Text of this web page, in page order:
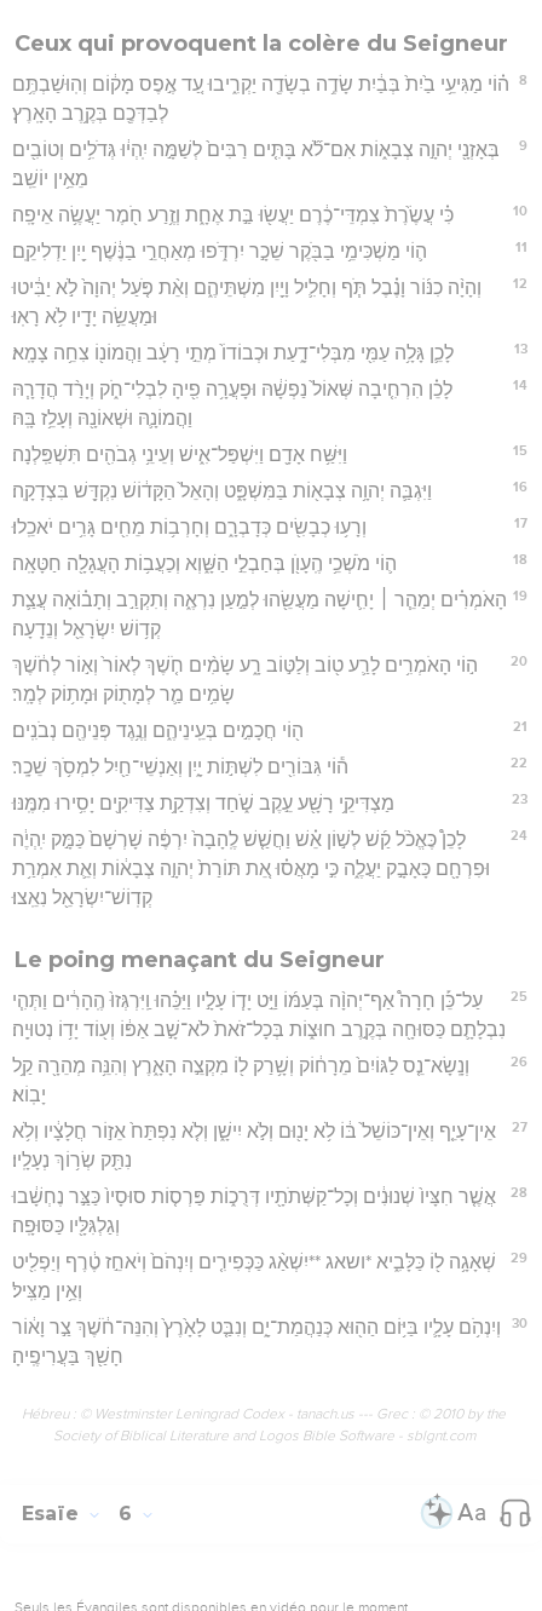
Ceux qui provoquent la colère du Seigneur
8
ה֗וֹי מַגִּיעֵ֥י בַ֙יִת֙ בְּבַ֔יִת שָׂדֶ֥ה בְשָׂדֶ֖ה יַקְרִ֑יבוּ עַ֚ד אֶ֣פֶס מָק֔וֹם וְהֽוּשַׁבְתֶּ֥ם
לְבַדְּכֶ֖ם בְּקֶ֥רֶב הָאָֽרֶץ׃
9
בְּאָזְנָ֖י יְהוָ֣ה צְבָא֑וֹת אִם־לֹ֞א בָּתִּ֤ים רַבִּים֙ לְשַׁמָּ֣ה יִֽהְי֔וּ גְּדֹלִ֥ים וְטוֹבִ֖ים
מֵאֵ֥ין יוֹשֵֽׁב׃
10 כִּ֗י עֲשֶׂ֙רֶת֙ צִמְדֵּי־כֶ֔רֶם יַעֲשׂ֖וּ בַּ֣ת אֶחָ֑ת וְזֶ֥רַע חֹ֖מֶר יַעֲשֶׂ֥ה אֵיפָֽה׃
11 ה֛וֹי מַשְׁכִּימֵ֥י בַבֹּ֖קֶר שֵׁכָ֣ר יִרְדֹּ֑פוּ מְאַחֲרֵ֣י בַנֶּ֔שֶׁף יַ֖יִן יַדְלִיקֵֽם׃
12
וְהָיָ֨ה כִנּ֜וֹר וָנֶ֗בֶל תֹּ֧ף וְחָלִ֛יל וָיַ֖יִן מִשְׁתֵּיהֶ֑ם וְאֵ֨ת פֹּ֤עַל יְהוָה֙ לֹ֣א יַבִּ֔יטוּ
וּמַעֲשֵׂ֥ה יָדָ֖יו לֹ֥א רָאֽוּ׃
13 לָכֵ֛ן גָּלָ֥ה עַמִּ֖י מִבְּלִי־דָ֑עַת וּכְבוֹדוֹ֙ מְתֵ֣י רָעָ֔ב וַהֲמוֹנ֖וֹ צִחֵ֥ה צָמָֽא׃
14
לָכֵ֗ן הִרְחִ֤יבָה שְּׁאוֹל֙ נַפְשָׁ֔הּ וּפָעֲרָ֥ה פִ֖יהָ לִבְלִי־חֹ֑ק וְיָרַ֨ד הֲדָרָ֧הּ
וַהֲמוֹנָ֛הּ וּשְׁאוֹנָ֖הּ וְעָלֵ֥ז בָּֽהּ׃
15 וַיִּשַּׁ֥ח אָדָ֖ם וַיִּשְׁפַּל־אִ֑ישׁ וְעֵינֵ֥י גְבֹהִ֖ים תִּשְׁפַּֽלְנָה׃
16 וַיִּגְבַּ֛ה יְהוָ֥ה צְבָא֖וֹת בַּמִּשְׁפָּ֑ט וְהָאֵל֙ הַקָּד֔וֹשׁ נִקְדָּ֖שׁ בִּצְדָקָֽה׃
17 וְרָע֥וּ כְבָשִׂ֖ים כְּדָבְרָ֑ם וְחָרְב֥וֹת מֵחִ֖ים גָּרִ֥ים יֹאכֵֽלוּ׃
18 ה֛וֹי מֹשְׁכֵ֥י הֶֽעָוֺ֖ן בְּחַבְלֵ֣י הַשָּׁ֑וְא וְכַעֲב֥וֹת הָעֲגָלָ֖ה חַטָּאָֽה׃
19 הָאֹמְרִ֗ים יְמַהֵ֧ר ׀ יָחִ֛ישָׁה מַעֲשֵׂ֖הוּ לְמַ֣עַן נִרְאֶ֑ה וְתִקְרַ֣ב וְתָב֗וֹאָה עֲצַ֛ת
קְד֥וֹשׁ יִשְׂרָאֵ֖ל וְנֵדָֽעָה׃
20
ה֣וֹי הָאֹמְרִ֥ים לָרַ֛ע ט֖וֹב וְלַטּ֣וֹב רָ֑ע שָׂמִ֨ים חֹ֤שֶׁךְ לְאוֹר֙ וְא֣וֹר לְחֹ֔שֶׁךְ
שָׂמִ֥ים מַ֛ר לְמָת֖וֹק וּמָת֥וֹק לְמָֽר׃
21 ה֖וֹי חֲכָמִ֣ים בְּעֵֽינֵיהֶ֑ם וְנֶ֥גֶד פְּנֵיהֶ֖ם נְבֹנִֽים׃
22 ה֕וֹי גִּבּוֹרִ֖ים לִשְׁתּ֣וֹת יָ֑יִן וְאַנְשֵׁי־חַ֖יִל לִמְסֹ֥ךְ שֵׁכָֽר׃
23 מַצְדִּיקֵ֥י רָשָׁ֖ע עֵ֣קֶב שֹׁ֑חַד וְצִדְקַ֥ת צַדִּיקִ֖ים יָסִ֥ירוּ מִמֶּֽנּוּ׃
24
לָכֵן֩ כֶּאֱכֹ֨ל קַ֜שׁ לְשׁ֣וֹן אֵ֗שׁ וַחֲשַׁ֤שׁ לֶֽהָבָה֙ יִרְפֶּ֔ה שָׁרְשָׁם֙ כַּמָּ֣ק יִֽהְיֶ֔ה
וּפִרְחָ֖ם כָּאָבָ֣ק יַעֲלֶ֑ה כִּ֣י מָאֲס֗וּ אֵ֚ת תּוֹרַת֙ יְהוָ֣ה צְבָא֔וֹת וְאֵ֛ת אִמְרַ֥ת
קְדֽוֹשׁ־יִשְׂרָאֵ֖ל נִאֵֽצוּ׃
Le poing menaçant du Seigneur
25
עַל־כֵּ֡ן חָרָה֩ אַף־יְהוָ֨ה בְּעַמּ֜וֹ וַיֵּ֣ט יָד֧וֹ עָלָ֣יו וַיַּכֵּ֗הוּ וַֽיִּרְגְּזוּ֙ הֶֽהָרִ֔ים וַתְּהִ֧י
נִבְלָתָ֛ם כַּסּוּחָ֖ה בְּקֶ֣רֶב חוּצ֑וֹת בְּכָל־זֹאת֙ לֹא־שָׁ֣ב אַפּ֔וֹ וְע֖וֹד יָד֥וֹ נְטוּיָֽה׃
26
וְנָֽשָׂא־נֵ֤ס לַגּוֹיִם֙ מֵרָח֔וֹק וְשָׁ֥רַק ל֖וֹ מִקְצֵ֣ה הָאָ֑רֶץ וְהִנֵּ֥ה מְהֵרָ֖ה קַ֥ל
יָבֽוֹא׃
27
אֵין־עָיֵ֤ף וְאֵין־כּוֹשֵׁל֙ בּ֔וֹ לֹ֥א יָנ֖וּם וְלֹ֣א יִישָׁ֑ן וְלֹ֤א נִפְתַּח֙ אֵז֣וֹר חֲלָצָ֔יו וְלֹ֥א
נִתַּ֖ק שְׂר֥וֹךְ נְעָלָֽיו׃
28
אֲשֶׁ֤ר חִצָּיו֙ שְׁנוּנִ֔ים וְכָל־קַשְּׁתֹתָ֖יו דְּרֻכ֑וֹת פַּרְס֤וֹת סוּסָיו֙ כַּצַּ֣ר נֶחְשָׁ֔בוּ
וְגַלְגִּלָּ֖יו כַּסּוּפָֽה׃
29
שְׁאָגָ֥ה ל֖וֹ כַּלָּבִ֑יא *ושאג **יִשְׁאַ֨ג כַּכְּפִירִ֤ים וְיִנְהֹם֙ וְיֹאחֵ֣ז טֶ֔רֶף וְיַפְלִ֖יט
וְאֵ֥ין מַצִּֽיל׃
30
וְיִנְהֹ֥ם עָלָ֛יו בַּיּ֥וֹם הַה֖וּא כְּנַהֲמַת־יָ֑ם וְנִבַּ֤ט לָאָ֙רֶץ֙ וְהִנֵּה־חֹ֔שֶׁךְ צַ֣ר וָא֔וֹר
חָשַׁ֖ךְ בַּעֲרִיפֶֽיהָ׃
Hébreu : © Westminster Leningrad Codex - tanach.us --- Grec : © 2010 by the
Society of Biblical Literature and Logos Bible Software - sblgnt.com
Esaïe 6
Seuls les Évangiles sont disponibles en vidéo pour le moment.